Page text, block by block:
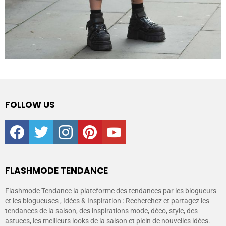
FOLLOW US
facebooktwitter instagrampinterestyoutube
FLASHMODE TENDANCE
Flashmode Tendance la plateforme des tendances par les blogueurs
et les blogueuses , Idées & Inspiration : Recherchez et partagez les
tendances de la saison, des inspirations mode, déco, style, des
astuces, les meilleurs looks de la saison et plein de nouvelles idées.